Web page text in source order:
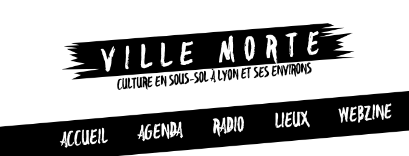
CULTURE EN SOUS-SOL À LYON ET SES ENVIRONS
ACCUEIL AGENDA RADIO LIEUX WEBZINE